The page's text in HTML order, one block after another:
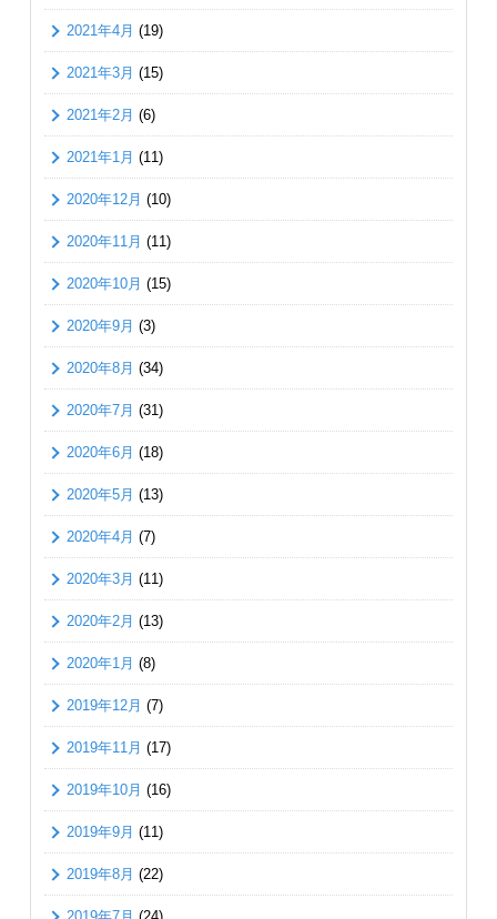
2021年4月 (19)
2021年3月 (15)
2021年2月 (6)
2021年1月 (11)
2020年12月 (10)
2020年11月 (11)
2020年10月 (15)
2020年9月 (3)
2020年8月 (34)
2020年7月 (31)
2020年6月 (18)
2020年5月 (13)
2020年4月 (7)
2020年3月 (11)
2020年2月 (13)
2020年1月 (8)
2019年12月 (7)
2019年11月 (17)
2019年10月 (16)
2019年9月 (11)
2019年8月 (22)